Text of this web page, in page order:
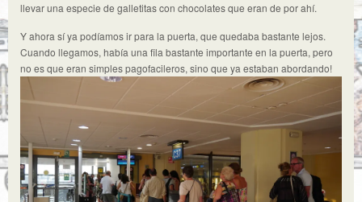
llevar una especie de galletitas con chocolates que eran de por ahí.
Y ahora sí ya podíamos ir para la puerta, que quedaba bastante lejos.
Cuando llegamos, había una fila bastante importante en la puerta, pero
no es que eran simples pagofacileros, sino que ya estaban abordando!